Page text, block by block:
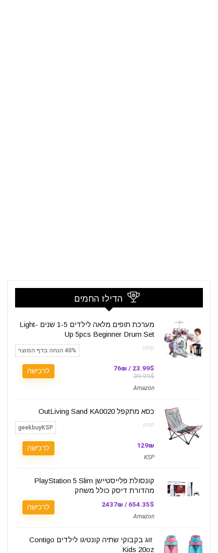
הדילז החמים
מערכת תופים מלאה לילדים 1-5 שנים Light-
Up 5pcs Beginner Drum Set
קופון: 40% הנחה בדף המוצר
23.99$ / 76₪
39.99$
Amazon
לרכישה
כסא מתקפל OutLiving Sand KA0020
קופון: geekbuyKSP
129₪
KSP
לרכישה
קונסולת פלייסטיישן PlayStation 5 Slim
מהדורת דיסק כולל משחק
654.35$ / 2437₪
Amazon
לרכישה
זוג בקבוקי שתיה קונטיגו לילדים Contigo
Kids 20oz